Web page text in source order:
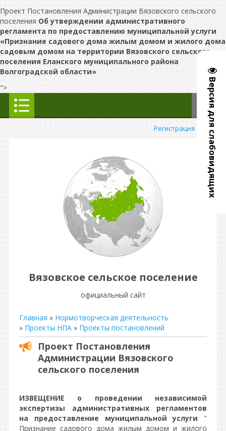
Версия для слабовидящих
Проект Постановления Администрации Вязовского сельского
поселения Об утверждении административного
регламента по предоставлению муниципальной услуги
«Признание садового дома жилым домом и жилого дома
садовым домом на территории Вязовского сельского
поселения Еланского муниципального района
Волгоградской области»
">
Регистрация Вход
Вязовское сельское поселение
официальный сайт
Главная » Нормотворческая деятельность
» Проекты НПА » Проекты постановлений
Проект Постановления
Администрации Вязовского
сельского поселения
ИЗВЕЩЕНИЕ о проведении независимой
экспертизы административных регламентов
на предоставление муниципальной услуги "
Признание садового дома жилым домом и жилого